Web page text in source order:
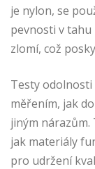
je nylon, se
pevnosti v tahu
zlomí, což
Testy
měřením, jak
jiným
jak materiály
pro udržení